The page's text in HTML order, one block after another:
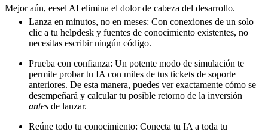
Mejor aún, eesel AI elimina el dolor de cabeza del desarrollo.
Lanza en minutos, no en meses: Con conexiones de un solo
clic a tu helpdesk y fuentes de conocimiento existentes, no
necesitas escribir ningún código.
Prueba con confianza: Un potente modo de simulación te
permite probar tu IA con miles de tus tickets de soporte
anteriores. De esta manera, puedes ver exactamente cómo se
desempeñará y calcular tu posible retorno de la inversión
antes de lanzar.
Reúne todo tu conocimiento: Conecta tu IA a toda tu